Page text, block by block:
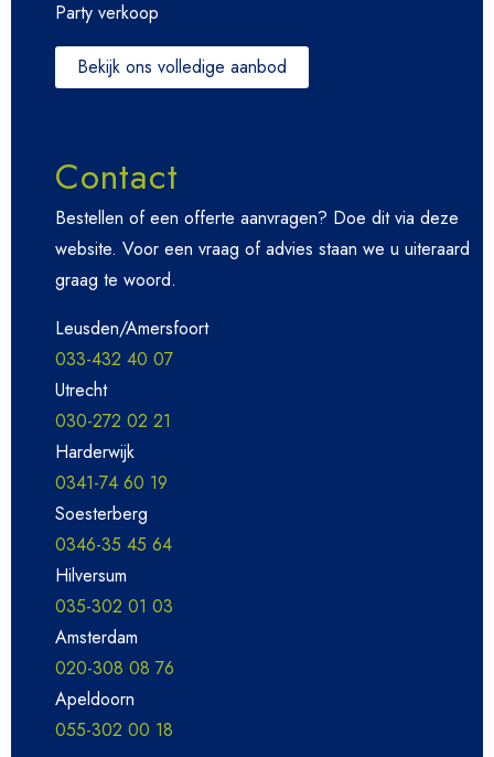
Party verkoop
Bekijk ons volledige aanbod
Contact
Bestellen of een offerte aanvragen? Doe dit via deze
website. Voor een vraag of advies staan we u uiteraard
graag te woord.
Leusden/Amersfoort
033-432 40 07
Utrecht
030-272 02 21
Harderwijk
0341-74 60 19
Soesterberg
0346-35 45 64
Hilversum
035-302 01 03
Amsterdam
020-308 08 76
Apeldoorn
055-302 00 18